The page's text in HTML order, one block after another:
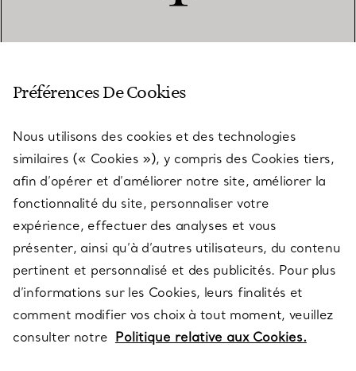
SERVICES
À PROPOS
QUESTIONS LÉGALES
SUIVEZ-NOUS
Préférences De Cookies
Nous utilisons des cookies et des technologies
similaires (« Cookies »), y compris des Cookies tiers,
afin d’opérer et d’améliorer notre site, améliorer la
fonctionnalité du site, personnaliser votre
expérience, effectuer des analyses et vous
présenter, ainsi qu’à d’autres utilisateurs, du contenu
pertinent et personnalisé et des publicités. Pour plus
d’informations sur les Cookies, leurs finalités et
comment modifier vos choix à tout moment, veuillez
consulter notre Politique relative aux Cookies.